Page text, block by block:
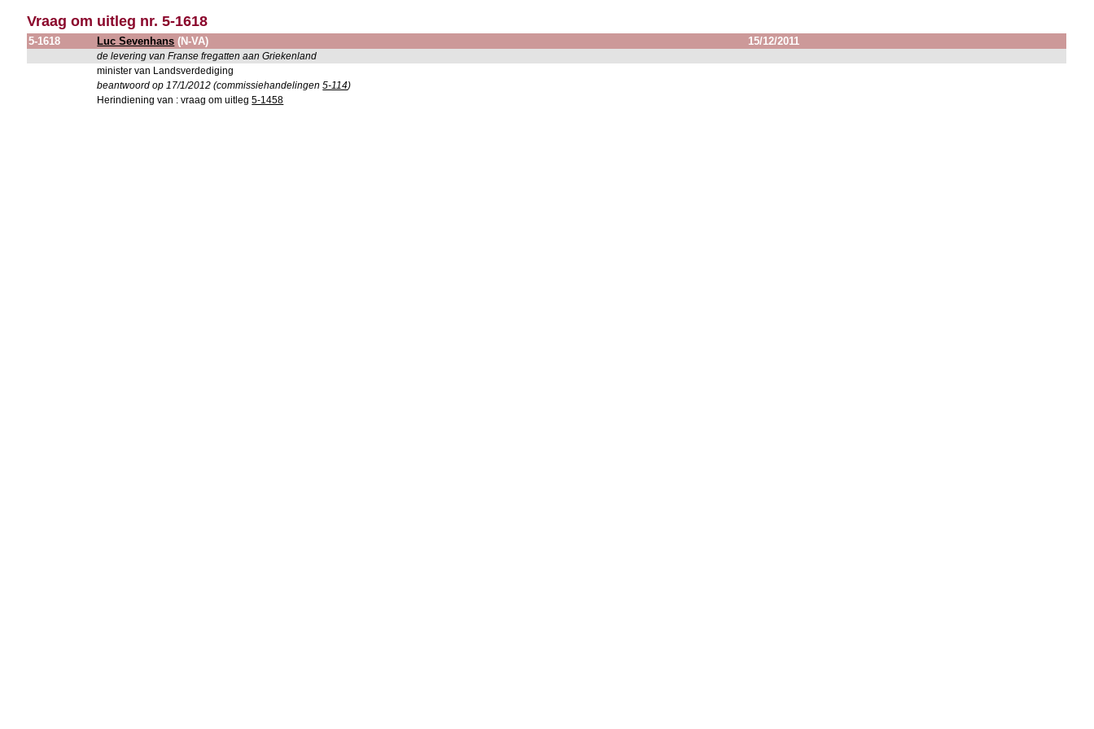
Vraag om uitleg nr. 5-1618
5-1618 Luc Sevenhans (N-VA) 15/12/2011
de levering van Franse fregatten aan Griekenland
minister van Landsverdediging
beantwoord op 17/1/2012 (commissiehandelingen5-114)
Herindiening van : vraag om uitleg5-1458